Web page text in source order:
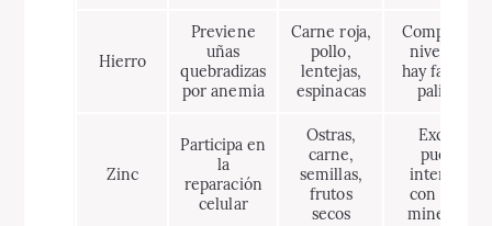
Hierro
Previene
uñas
quebradizas
por anemia
Carne roja,
pollo,
lentejas,
espinacas
Comprobar
niveles si
hay fatiga o
palidez
Zinc
Participa en
la
reparación
celular
Ostras,
carne,
semillas,
frutos
secos
Exceso
puede
interferir
con otros
minerales